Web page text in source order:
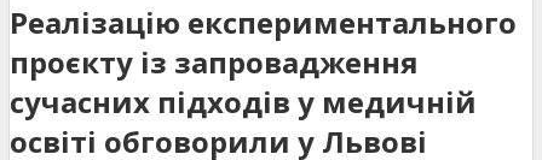
Реалізацію експериментального
проєкту із запровадження
сучасних підходів у медичній
освіті обговорили у Львові